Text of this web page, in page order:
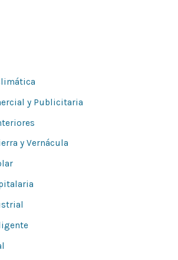
y Publicitaria
y Vernácula